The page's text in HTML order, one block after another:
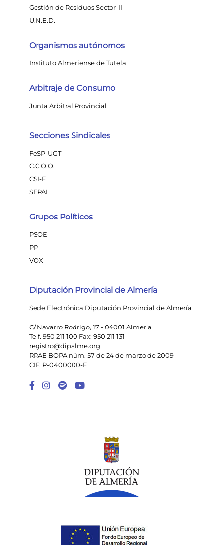
Gestión de Residuos Sector-II
U.N.E.D.
Organismos autónomos
Instituto Almeriense de Tutela
Arbitraje de Consumo
Junta Arbitral Provincial
Secciones Sindicales
FeSP-UGT
C.C.O.O.
CSI-F
SEPAL
Grupos Políticos
PSOE
PP
VOX
Diputación Provincial de Almería
Sede Electrónica Diputación Provincial de Almería
C/ Navarro Rodrigo, 17 - 04001 Almería
Telf. 950 211 100 Fax: 950 211 131
registro@dipalme.org
RRAE BOPA núm. 57 de 24 de marzo de 2009
CIF: P-0400000-F
Enlace a Facebook
Enlace a Instagram
Enlace a Spotify Playlist
Enlace a Youtube